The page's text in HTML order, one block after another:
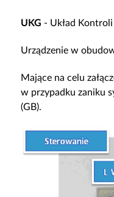
UKG - Układ
Urządzenie w
Mające na celu
w przypadku zaniku
(GB).